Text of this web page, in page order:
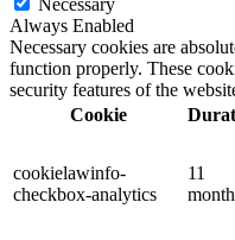
Always Enabled
Necessary cookies are
function properly. These
security features of the
Cookie
cookielawinfo-
checkbox-analytics
11